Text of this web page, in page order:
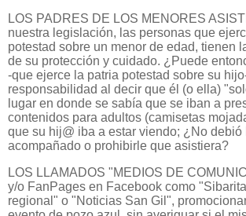
LOS PADRES DE LOS MENORES
nuestra legislación, las personas que
potestad sobre un menor de edad, tienen
de su protección y cuidado. ¿Puede
-que ejerce la patria potestad sobre su
responsabilidad al decir que él (o ella)
lugar en donde se sabía que se iban a
contenidos para adultos (camisetas
que su hij@ iba a estar viendo; ¿No debió
acompañado o prohibirle que asistiera?
LOS LLAMADOS "MEDIOS DE
y/o FanPages en Facebook como
regional" o "Noticias San Gil",